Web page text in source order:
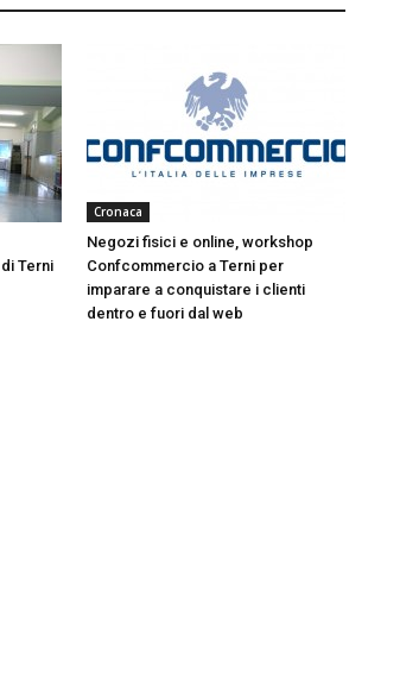
Terni
Cronaca
Negozi fisici e online, workshop
Confcommercio a Terni per
imparare a conquistare i clienti
dentro e fuori dal web